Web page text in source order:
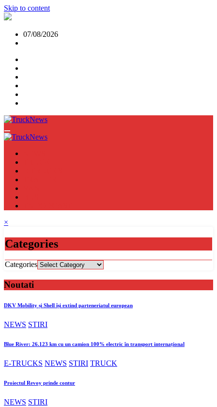
Skip to content
07/08/2026
×
Categories
Categories
Noutati
DKV Mobility și Shell își extind parteneriatul european
NEWS STIRI
Blue River: 26.123 km cu un camion 100% electric în transport internațional
E-TRUCKS NEWS STIRI TRUCK
Proiectul Revoy prinde contur
NEWS STIRI